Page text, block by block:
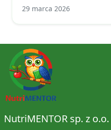
29 marca 2026
NutriMENTOR sp. z o.o.